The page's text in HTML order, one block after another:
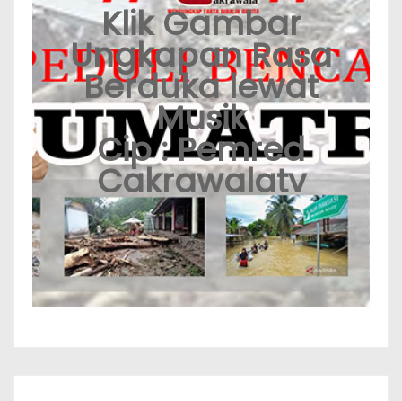
Klik Gambar
Ungkapan Rasa
Berduka lewat
Musik
Cip : Pemred
Cakrawalatv